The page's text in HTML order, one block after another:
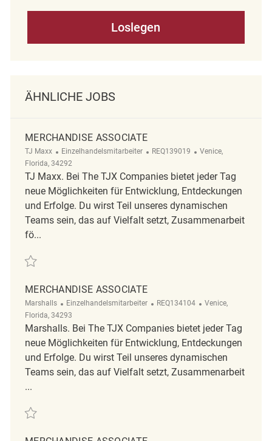
Loslegen
ÄHNLICHE JOBS
MERCHANDISE ASSOCIATE
TJ Maxx Kategorie
Einzelhandelsmitarbeiter ReqId
REQ139019 Ort
Venice,
Florida, 34292
TJ Maxx. Bei The TJX Companies bietet jeder Tag
neue Möglichkeiten für Entwicklung, Entdeckungen
und Erfolge. Du wirst Teil unseres dynamischen
Teams sein, das auf Vielfalt setzt, Zusammenarbeit
fö...
Retten Merchandise Associate REQ139019
MERCHANDISE ASSOCIATE
Marshalls Kategorie
Einzelhandelsmitarbeiter ReqId
REQ134104 Ort
Venice,
Florida, 34293
Marshalls. Bei The TJX Companies bietet jeder Tag
neue Möglichkeiten für Entwicklung, Entdeckungen
und Erfolge. Du wirst Teil unseres dynamischen
Teams sein, das auf Vielfalt setzt, Zusammenarbeit
...
Retten Merchandise Associate REQ134104